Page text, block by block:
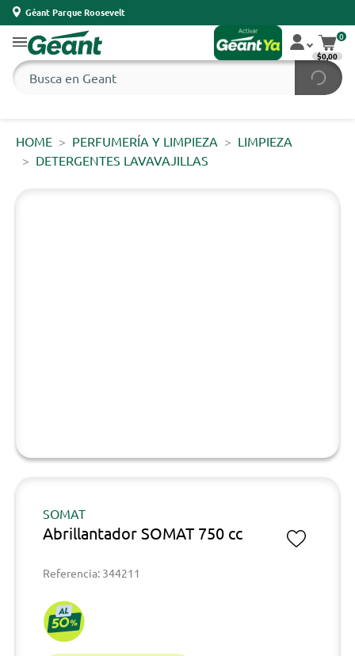
Géant Parque Roosevelt
0
$0,00
HOME PERFUMERÍA Y LIMPIEZA
LIMPIEZA
DETERGENTES LAVAVAJILLAS
SOMAT
Abrillantador SOMAT 750 cc
Referencia: 344211